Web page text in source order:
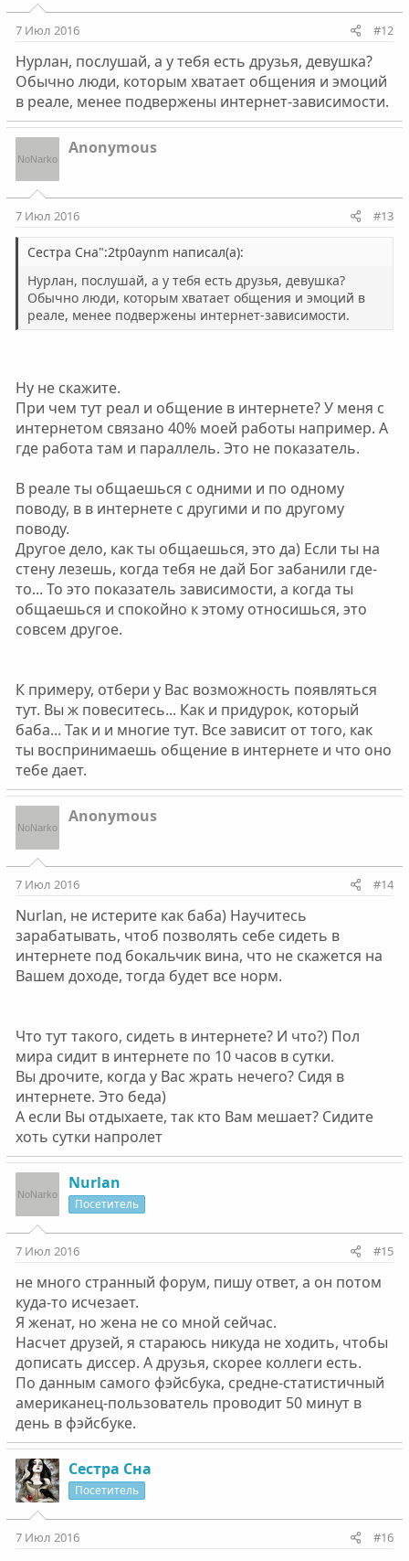
7 Июл 2016 #12
Нурлан, послушай, а у тебя есть друзья, девушка?
Обычно люди, которым хватает общения и эмоций
в реале, менее подвержены интернет-зависимости.
Anonymous
7 Июл 2016 #13
Сестра Сна":2tp0aynm написал(а):
Нурлан, послушай, а у тебя есть друзья, девушка?
Обычно люди, которым хватает общения и эмоций в
реале, менее подвержены интернет-зависимости.
Ну не скажите.
При чем тут реал и общение в интернете? У меня с
интернетом связано 40% моей работы например. А
где работа там и параллель. Это не показатель.
В реале ты общаешься с одними и по одному
поводу, в в интернете с другими и по другому
поводу.
Другое дело, как ты общаешься, это да) Если ты на
стену лезешь, когда тебя не дай Бог забанили где-
то... То это показатель зависимости, а когда ты
общаешься и спокойно к этому относишься, это
совсем другое.
К примеру, отбери у Вас возможность появляться
тут. Вы ж повеситесь... Как и придурок, который
баба... Так и и многие тут. Все зависит от того, как
ты воспринимаешь общение в интернете и что оно
тебе дает.
Anonymous
7 Июл 2016 #14
Nurlan, не истерите как баба) Научитесь
зарабатывать, чтоб позволять себе сидеть в
интернете под бокальчик вина, что не скажется на
Вашем доходе, тогда будет все норм.
Что тут такого, сидеть в интернете? И что?) Пол
мира сидит в интернете по 10 часов в сутки.
Вы дрочите, когда у Вас жрать нечего? Сидя в
интернете. Это беда)
А если Вы отдыхаете, так кто Вам мешает? Сидите
хоть сутки напролет
Nurlan
Посетитель
7 Июл 2016 #15
не много странный форум, пишу ответ, а он потом
куда-то исчезает.
Я женат, но жена не со мной сейчас.
Насчет друзей, я стараюсь никуда не ходить, чтобы
дописать диссер. А друзья, скорее коллеги есть.
По данным самого фэйсбука, средне-статистичный
американец-пользователь проводит 50 минут в
день в фэйсбуке.
Сестра Сна
Посетитель
7 Июл 2016 #16